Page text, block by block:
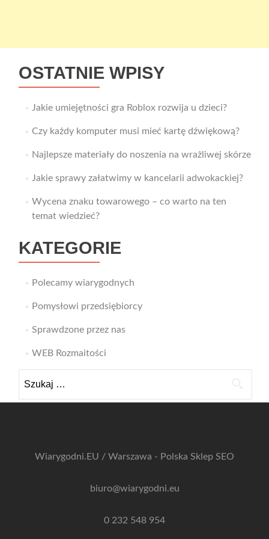
OSTATNIE WPISY
Jakie umiejętności gra Roblox rozwija u dzieci?
Czy każdy komputer musi mieć kartę dźwiękową?
Najlepsze materiały do noszenia na wrażliwej skórze
Jakie sprawy załatwimy w kancelarii adwokackiej?
Wycena znaku towarowego – co warto na ten
temat wiedzieć?
KATEGORIE
Polecamy wiarygodnych
Pomysłowi przedsiębiorcy
Sprawdzone przez nas
WEB Rozmaitości
Wiarygodni.EU / Warszawa - Polska Sklep SEO
biuro@wiarygodni.eu
0 232 548 954